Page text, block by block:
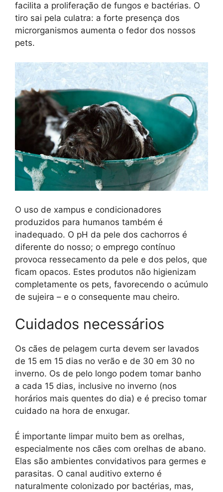
facilita a proliferação de fungos e bactérias. O
tiro sai pela culatra: a forte presença dos
microrganismos aumenta o fedor dos nossos
pets.
O uso de xampus e condicionadores
produzidos para humanos também é
inadequado. O pH da pele dos cachorros é
diferente do nosso; o emprego contínuo
provoca ressecamento da pele e dos pelos, que
ficam opacos. Estes produtos não higienizam
completamente os pets, favorecendo o acúmulo
de sujeira – e o consequente mau cheiro.
Cuidados necessários
Os cães de pelagem curta devem ser lavados
de 15 em 15 dias no verão e de 30 em 30 no
inverno. Os de pelo longo podem tomar banho
a cada 15 dias, inclusive no inverno (nos
horários mais quentes do dia) e é preciso tomar
cuidado na hora de enxugar.
É importante limpar muito bem as orelhas,
especialmente nos cães com orelhas de abano.
Elas são ambientes convidativos para germes e
parasitas. O canal auditivo externo é
naturalmente colonizado por bactérias, mas,